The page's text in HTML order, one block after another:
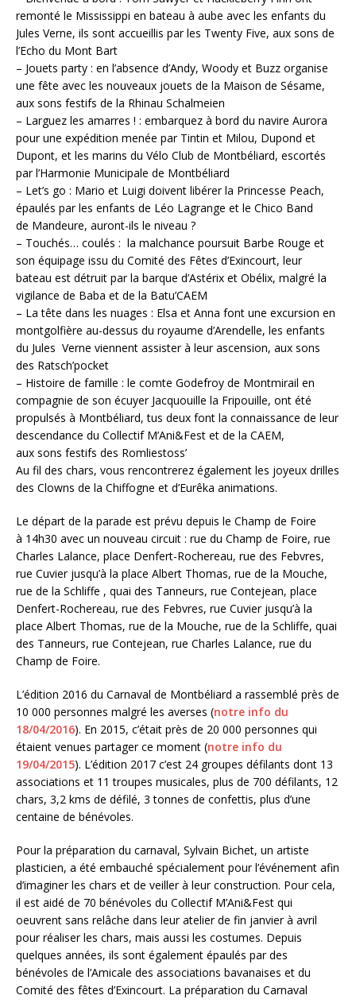
remonté le Mississippi en bateau à aube avec les enfants du
Jules Verne, ils sont accueillis par les Twenty Five, aux sons de
l’Echo du Mont Bart
– Jouets party : en l’absence d’Andy, Woody et Buzz organise
une fête avec les nouveaux jouets de la Maison de Sésame,
aux sons festifs de la Rhinau Schalmeien
– Larguez les amarres ! : embarquez à bord du navire Aurora
pour une expédition menée par Tintin et Milou, Dupond et
Dupont, et les marins du Vélo Club de Montbéliard, escortés
par l’Harmonie Municipale de Montbéliard
– Let’s go : Mario et Luigi doivent libérer la Princesse Peach,
épaulés par les enfants de Léo Lagrange et le Chico Band
de Mandeure, auront-ils le niveau ?
– Touchés… coulés : la malchance poursuit Barbe Rouge et
son équipage issu du Comité des Fêtes d’Exincourt, leur
bateau est détruit par la barque d’Astérix et Obélix, malgré la
vigilance de Baba et de la Batu’CAEM
– La tête dans les nuages : Elsa et Anna font une excursion en
montgolfière au-dessus du royaume d’Arendelle, les enfants
du Jules Verne viennent assister à leur ascension, aux sons
des Ratsch’pocket
– Histoire de famille : le comte Godefroy de Montmirail en
compagnie de son écuyer Jacquouille la Fripouille, ont été
propulsés à Montbéliard, tus deux font la connaissance de leur
descendance du Collectif M’Ani&Fest et de la CAEM,
aux sons festifs des Romliestoss’
Au fil des chars, vous rencontrerez également les joyeux drilles
des Clowns de la Chiffogne et d’Eurêka animations.
Le départ de la parade est prévu depuis le Champ de Foire
à 14h30 avec un nouveau circuit : rue du Champ de Foire, rue
Charles Lalance, place Denfert-Rochereau, rue des Febvres,
rue Cuvier jusqu’à la place Albert Thomas, rue de la Mouche,
rue de la Schliffe , quai des Tanneurs, rue Contejean, place
Denfert-Rochereau, rue des Febvres, rue Cuvier jusqu’à la
place Albert Thomas, rue de la Mouche, rue de la Schliffe, quai
des Tanneurs, rue Contejean, rue Charles Lalance, rue du
Champ de Foire.
L’édition 2016 du Carnaval de Montbéliard a rassemblé près de
10 000 personnes malgré les averses (notre info du
18/04/2016). En 2015, c’était près de 20 000 personnes qui
étaient venues partager ce moment (notre info du
19/04/2015). L’édition 2017 c’est 24 groupes défilants dont 13
associations et 11 troupes musicales, plus de 700 défilants, 12
chars, 3,2 kms de défilé, 3 tonnes de confettis, plus d’une
centaine de bénévoles.
Pour la préparation du carnaval, Sylvain Bichet, un artiste
plasticien, a été embauché spécialement pour l’événement afin
d’imaginer les chars et de veiller à leur construction. Pour cela,
il est aidé de 70 bénévoles du Collectif M’Ani&Fest qui
oeuvrent sans relâche dans leur atelier de fin janvier à avril
pour réaliser les chars, mais aussi les costumes. Depuis
quelques années, ils sont également épaulés par des
bénévoles de l’Amicale des associations bavanaises et du
Comité des fêtes d’Exincourt. La préparation du Carnaval